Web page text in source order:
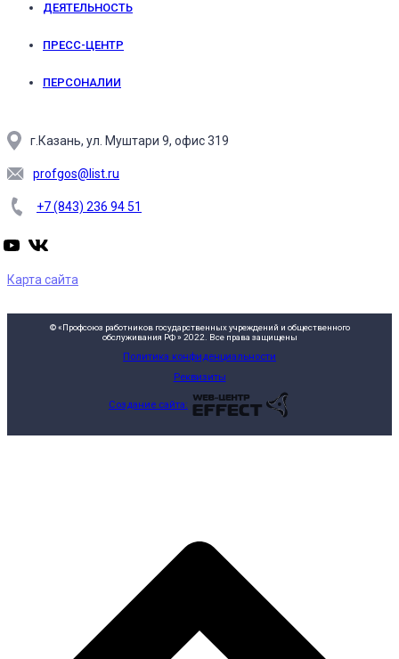
ДЕЯТЕЛЬНОСТЬ
ПРЕСС-ЦЕНТР
ПЕРСОНАЛИИ
г.Казань, ул. Муштари 9, офис 319
profgos@list.ru
+7 (843) 236 94 51
Карта сайта
© «Профсоюз работников государственных учреждений и общественного
обслуживания РФ » 2022. Все права защищены
Политика конфиденциальности
Реквизиты
Создание сайта: